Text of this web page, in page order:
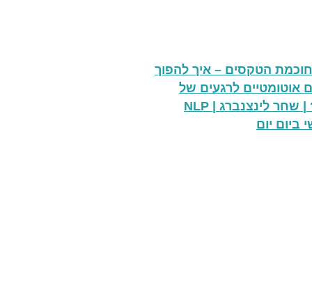
| חוכמת הטקסים – איך להפוך
אוטומטיים לרגעים של
קסם? | שחר לינצנברג | NLP
ביום יום